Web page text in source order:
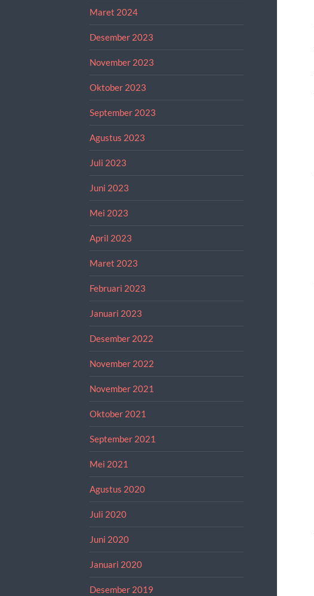
Maret 2024
Desember 2023
November 2023
Oktober 2023
September 2023
Agustus 2023
Juli 2023
Juni 2023
Mei 2023
April 2023
Maret 2023
Februari 2023
Januari 2023
Desember 2022
November 2022
November 2021
Oktober 2021
September 2021
Mei 2021
Agustus 2020
Juli 2020
Juni 2020
Januari 2020
Desember 2019